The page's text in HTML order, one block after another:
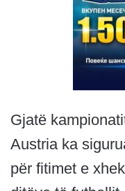
Gjatë
Austria ka
për fitimet e